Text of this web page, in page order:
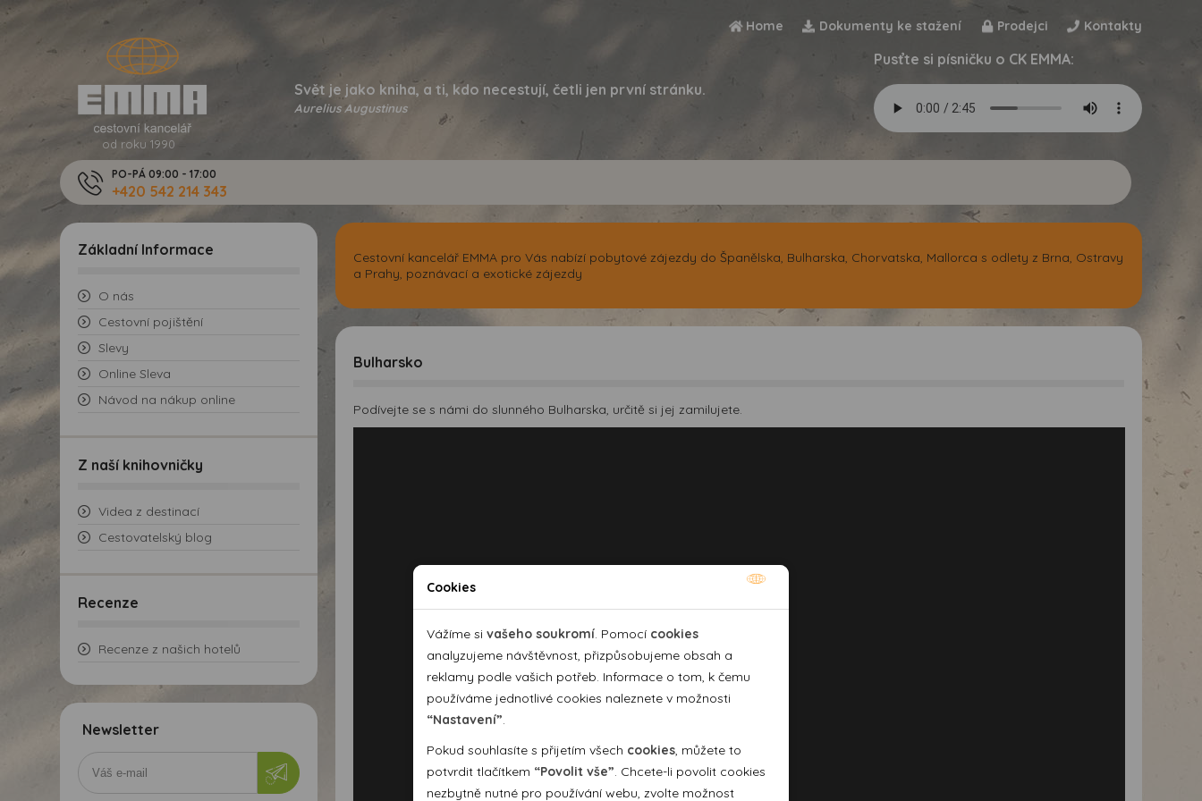
Home Dokumenty ke stažení Prodejci Kontakty
od roku 1990
Svět je jako kniha, a ti, kdo necestují, četli jen první stránku.
Aurelius Augustinus
Pusťte si písničku o CK EMMA:
PO-PÁ 09:00 - 17:00
+420 542 214 343
Základní Informace
O nás
Cestovní pojištění
Slevy
Online Sleva
Návod na nákup online
Z naší knihovničky
Videa z destinací
Cestovatelský blog
Recenze
Recenze z našich hotelů
Newsletter
Cestovní kancelář EMMA pro Vás nabízí pobytové zájezdy do Španělska, Bulharska, Chorvatska, Mallorca s odlety z Brna, Ostravy
a Prahy, poznávací a exotické zájezdy
Bulharsko
Podívejte se s námi do slunného Bulharska, určitě si jej zamilujete.
Cookies
Vážíme si vašeho soukromí . Pomocí cookies
analyzujeme návštěvnost, přizpůsobujeme obsah a
reklamy podle vašich potřeb. Informace o tom, k čemu
používáme jednotlivé cookies naleznete v možnosti
“Nastavení”
Pokud souhlasíte s přijetím všech cookies , můžete to
potvrdit tlačítkem “Povolit vše” . Chcete-li povolit cookies
nezbytně nutné pro používání webu, zvolte možnost
Nutné cookies pomáhají, aby byla webová stránka
použitelná tak, že umožní základní funkce jako navigace
stránky a přístup k zabezpečeným sekcím webové stránky.
Webová stránka nemůže správně fungovat bez těchto
cookies.
Analytické cookies
Pomocí analytických cookies můžeme měřit návštěvnost